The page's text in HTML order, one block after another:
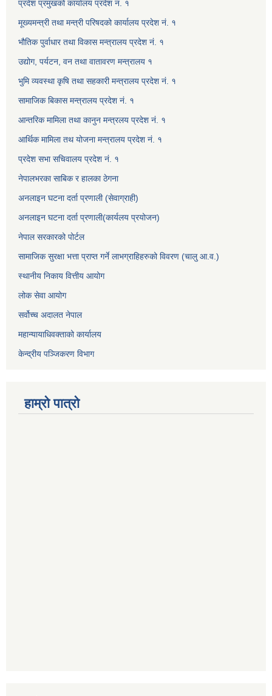
प्रदेश प्रमुखको कार्यालय प्रदेश नं. १
मूख्यमन्त्री तथा मन्त्री परिषदको कार्यालय प्रदेश नं. १
भौतिक पुर्वाधार तथा विकास मन्त्रालय प्रदेश नं. १
उद्योग, पर्यटन, वन तथा वातावरण मन्त्रालय १
भुमि व्यवस्था कृषि तथा सहकारी मन्त्रालय प्रदेश नं. १
सामाजिक बिकास मन्त्रालय प्रदेश नं. १
आन्तरिक मामिला तथा कानुन मन्त्रलय प्रदेश नं. १
आर्थिक मामिला तथ योजना मन्त्रालय प्रदेश नं. १
प्रदेश सभा सचिवालय प्रदेश नं. १
नेपालभरका साबिक र हालका ठेगना
अनलाइन घटना दर्ता प्रणाली (सेवाग्राही)
अनलाइन घटना दर्ता प्रणाली(कार्यलय प्रयोजन)
नेपाल सरकारको पोर्टल
सामाजिक सुरक्षा भत्ता प्राप्त गर्ने लाभग्राहिहरुको विवरण (चालु आ.व.)
स्थानीय निकाय वित्तीय आयोग
लोक सेवा आयोग
सर्वोच्च अदालत नेपाल
महान्यायाधिवक्ताको कार्यालय
केन्द्रीय पञ्जिकरण विभाग
हाम्रो पात्रो